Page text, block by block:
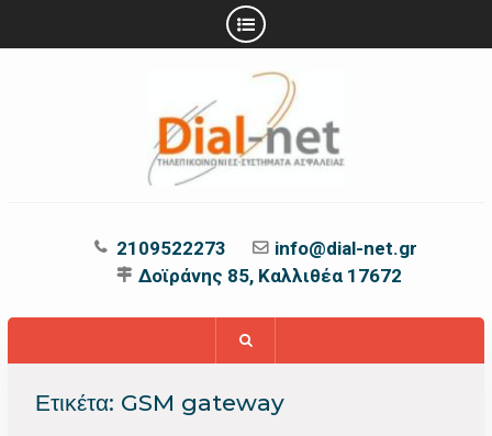
2109522273
info@dial-net.gr
Δοϊράνης 85, Καλλιθέα 17672
Ετικέτα: GSM gateway